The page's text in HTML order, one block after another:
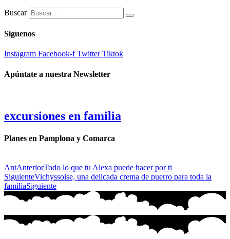
Buscar
Síguenos
Instagram Facebook-f Twitter Tiktok
Apúntate a nuestra Newsletter
excursiones en familia
Planes en Pamplona y Comarca
AntAnteriorTodo lo que tu Alexa puede hacer por ti
SiguienteVichyssoise, una delicada crema de puerro para toda la
familiaSiguiente